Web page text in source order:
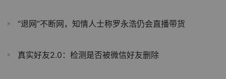
“退网”不断网，知情人士称罗永浩仍会直播带货
真实好友2.0：检测是否被微信好友删除